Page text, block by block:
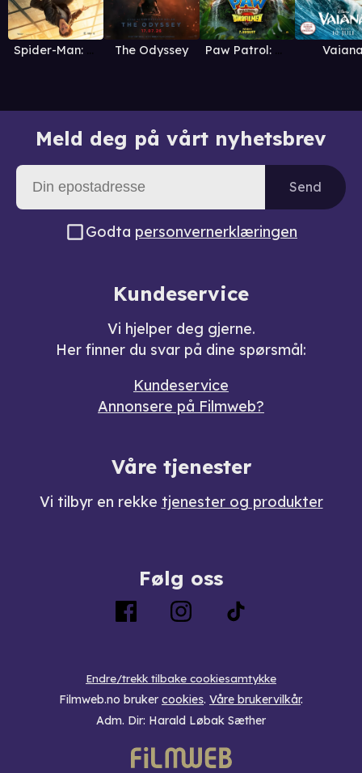
Spider-Man: Brand New Day The Odyssey Paw Patrol: Dinofilmen
Meld deg på vårt nyhetsbrev
Send
Godta personvernerklæringen
Kundeservice
Vi hjelper deg gjerne.
Her finner du svar på dine spørsmål:
Kundeservice
Annonsere på Filmweb?
Våre tjenester
Vi tilbyr en rekke tjenester og produkter
Følg oss
Endre/trekk tilbake cookiesamtykke
Filmweb.no bruker cookies. Våre brukervilkår.
Adm. Dir: Harald Løbak Sæther